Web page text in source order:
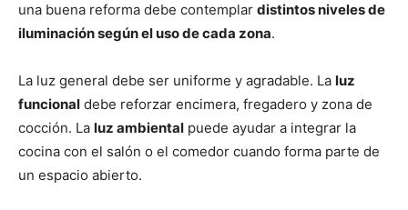
una buena reforma debe contemplar distintos niveles de
iluminación según el uso de cada zona.
La luz general debe ser uniforme y agradable. La luz
funcional debe reforzar encimera, fregadero y zona de
cocción. La luz ambiental puede ayudar a integrar la
cocina con el salón o el comedor cuando forma parte de
un espacio abierto.